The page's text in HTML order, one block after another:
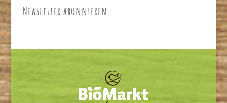
Newsletter abonnieren